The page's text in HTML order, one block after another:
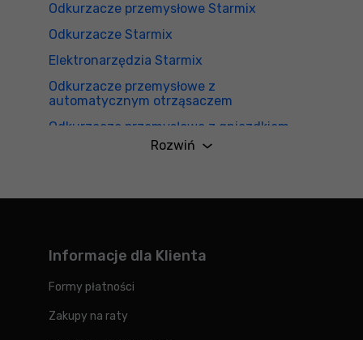
Odkurzacze przemysłowe Starmix
Odkurzacze Starmix
Elektronarzędzia Starmix
Odkurzacze przemysłowe z
automatycznym otrząsaczem
Odkurzacze przemysłowe z gniazdkiem
Odkurzacz przemysłowy klasy L
Elektronarzędzia sieciowe
Bestsellery miesiąca
Duże odkurzacze przemysłowe
Rozwiń
Informacje dla Klienta
Formy płatności
Zakupy na raty